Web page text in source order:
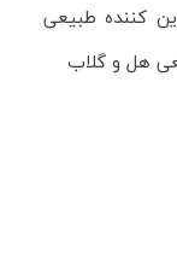
کننده طبیعی
هل و گلاب